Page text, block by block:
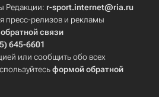
Редакции: r-sport.internet@ria.ru
пресс-релизов и рекламы
связи
645-6601
или сообщить обо всех
формой обратной